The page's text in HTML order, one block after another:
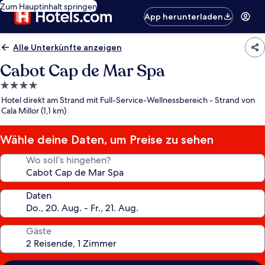
Zum Hauptinhalt springen
App herunterladen
Alle Unterkünfte anzeigen
Cabot Cap de Mar Spa
4.0-
Sterne-
Unterkunft
Hotel direkt am Strand mit Full-Service-Wellnessbereich - Strand von
Cala Millor (1,1 km)
Wähle deine Daten, um Preise zu sehen
Wo soll’s hingehen?
Daten
Gäste